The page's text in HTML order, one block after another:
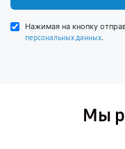
Нажимая на кнопку
персональных данных.
Мы